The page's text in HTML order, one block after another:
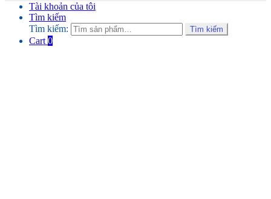
Tài khoản của tôi
Tìm kiếm
Tìm kiếm:
Tìm kiếm
Cart 0